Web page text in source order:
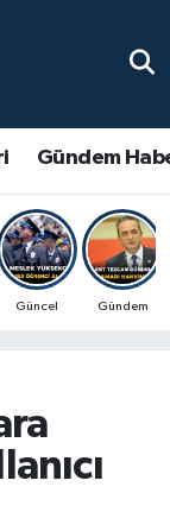
Gündem
Güncel Gündem